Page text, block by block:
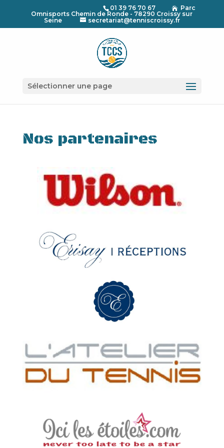
01 39 76 70 67  Parc
Omnisports Chemin de Ronde - 78290 Croissy sur
Seine
secretariat@tenniscroissy.fr
Sélectionner une page
Nos partenaires